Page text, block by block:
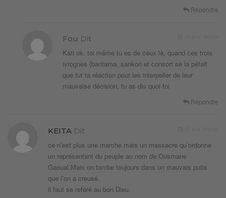
Répondre
Fou Dit
Kati ok, toi même tu es de ceux là, quand ces trois
ivrognes (bantama, sankon et consort se la pétait
que fut ta réaction pour les interpeller de leur
mauvaise décision, tu as dis quoi toi
Répondre
KEITA Dit
ce n’est plus une marche mais un massacre qu’ordonne
un représentant du peuple au nom de Ousmane
Gaoual.Mais on tombe toujours dans un mauvais puits
que l’on a creusé.
il faut se reféré au bon Dieu.